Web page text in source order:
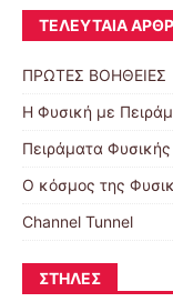
ΤΕΛΕΥΤΑΊΑ
ΠΡΩΤΕΣ ΒΟΗΘΕΙΕΣ
Η Φυσική με
Πειράματα Φυσικής
Ο κόσμος της
Channel Tunnel
ΣΤΉΛΕΣ